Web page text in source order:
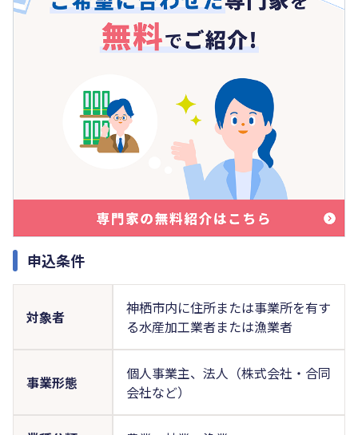
申込条件
対象者
神栖市内に住所または事業所を有す
る水産加工業者または漁業者
事業形態
個人事業主、法人（株式会社・合同
会社など）